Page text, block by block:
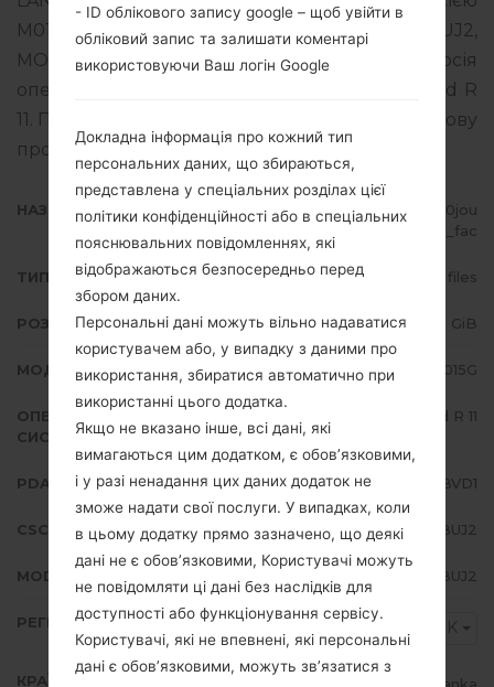
M015GXXS4BVD1 версія CSC M015GODM4BUJ2,
MODEM версия M015GXXU4BUJ2. Версія
операційної системи даної прошивки Android R
11. Повна інструкція про те, як прошивати стокову
прошивку на пристроях Samsung
НАЗВА ФАЙЛУ
SM-M015G_1_20220506133035_0jou
92pvj3_fac
ТИП ПРОШИВКИ 4 files
РОЗМІР ФАЙЛУ 3.62 GiB
МОДЕЛЬ Samsung SM-M015G
ОПЕРАЦІЙНА
СИСТЕМА
Android R 11
PDA/AP ВЕРСІЯ M015GXXS4BVD1
CSC ВЕРСІЯ M015GODM4BUJ2
MODEM/CP ВЕРСІЯ M015GXXU4BUJ2
РЕГІОН SLK
КРАЇНА
- ID облікового запису google – щоб увійти в
обліковий запис та залишати коментарі
використовуючи Ваш логін Google
Докладна інформація про кожний тип
персональних даних, що збираються,
представлена у спеціальних розділах цієї
політики конфіденційності або в спеціальних
пояснювальних повідомленнях, які
відображаються безпосередньо перед
збором даних.
Персональні дані можуть вільно надаватися
користувачем або, у випадку з даними про
використання, збиратися автоматично при
використанні цього додатка.
Якщо не вказано інше, всі дані, які
вимагаються цим додатком, є обов’язковими,
і у разі ненадання цих даних додаток не
зможе надати свої послуги. У випадках, коли
в цьому додатку прямо зазначено, що деякі
дані не є обов’язковими, Користувачі можуть
не повідомляти ці дані без наслідків для
доступності або функціонування сервісу.
Користувачі, які не впевнені, які персональні
дані є обов’язковими, можуть зв’язатися з